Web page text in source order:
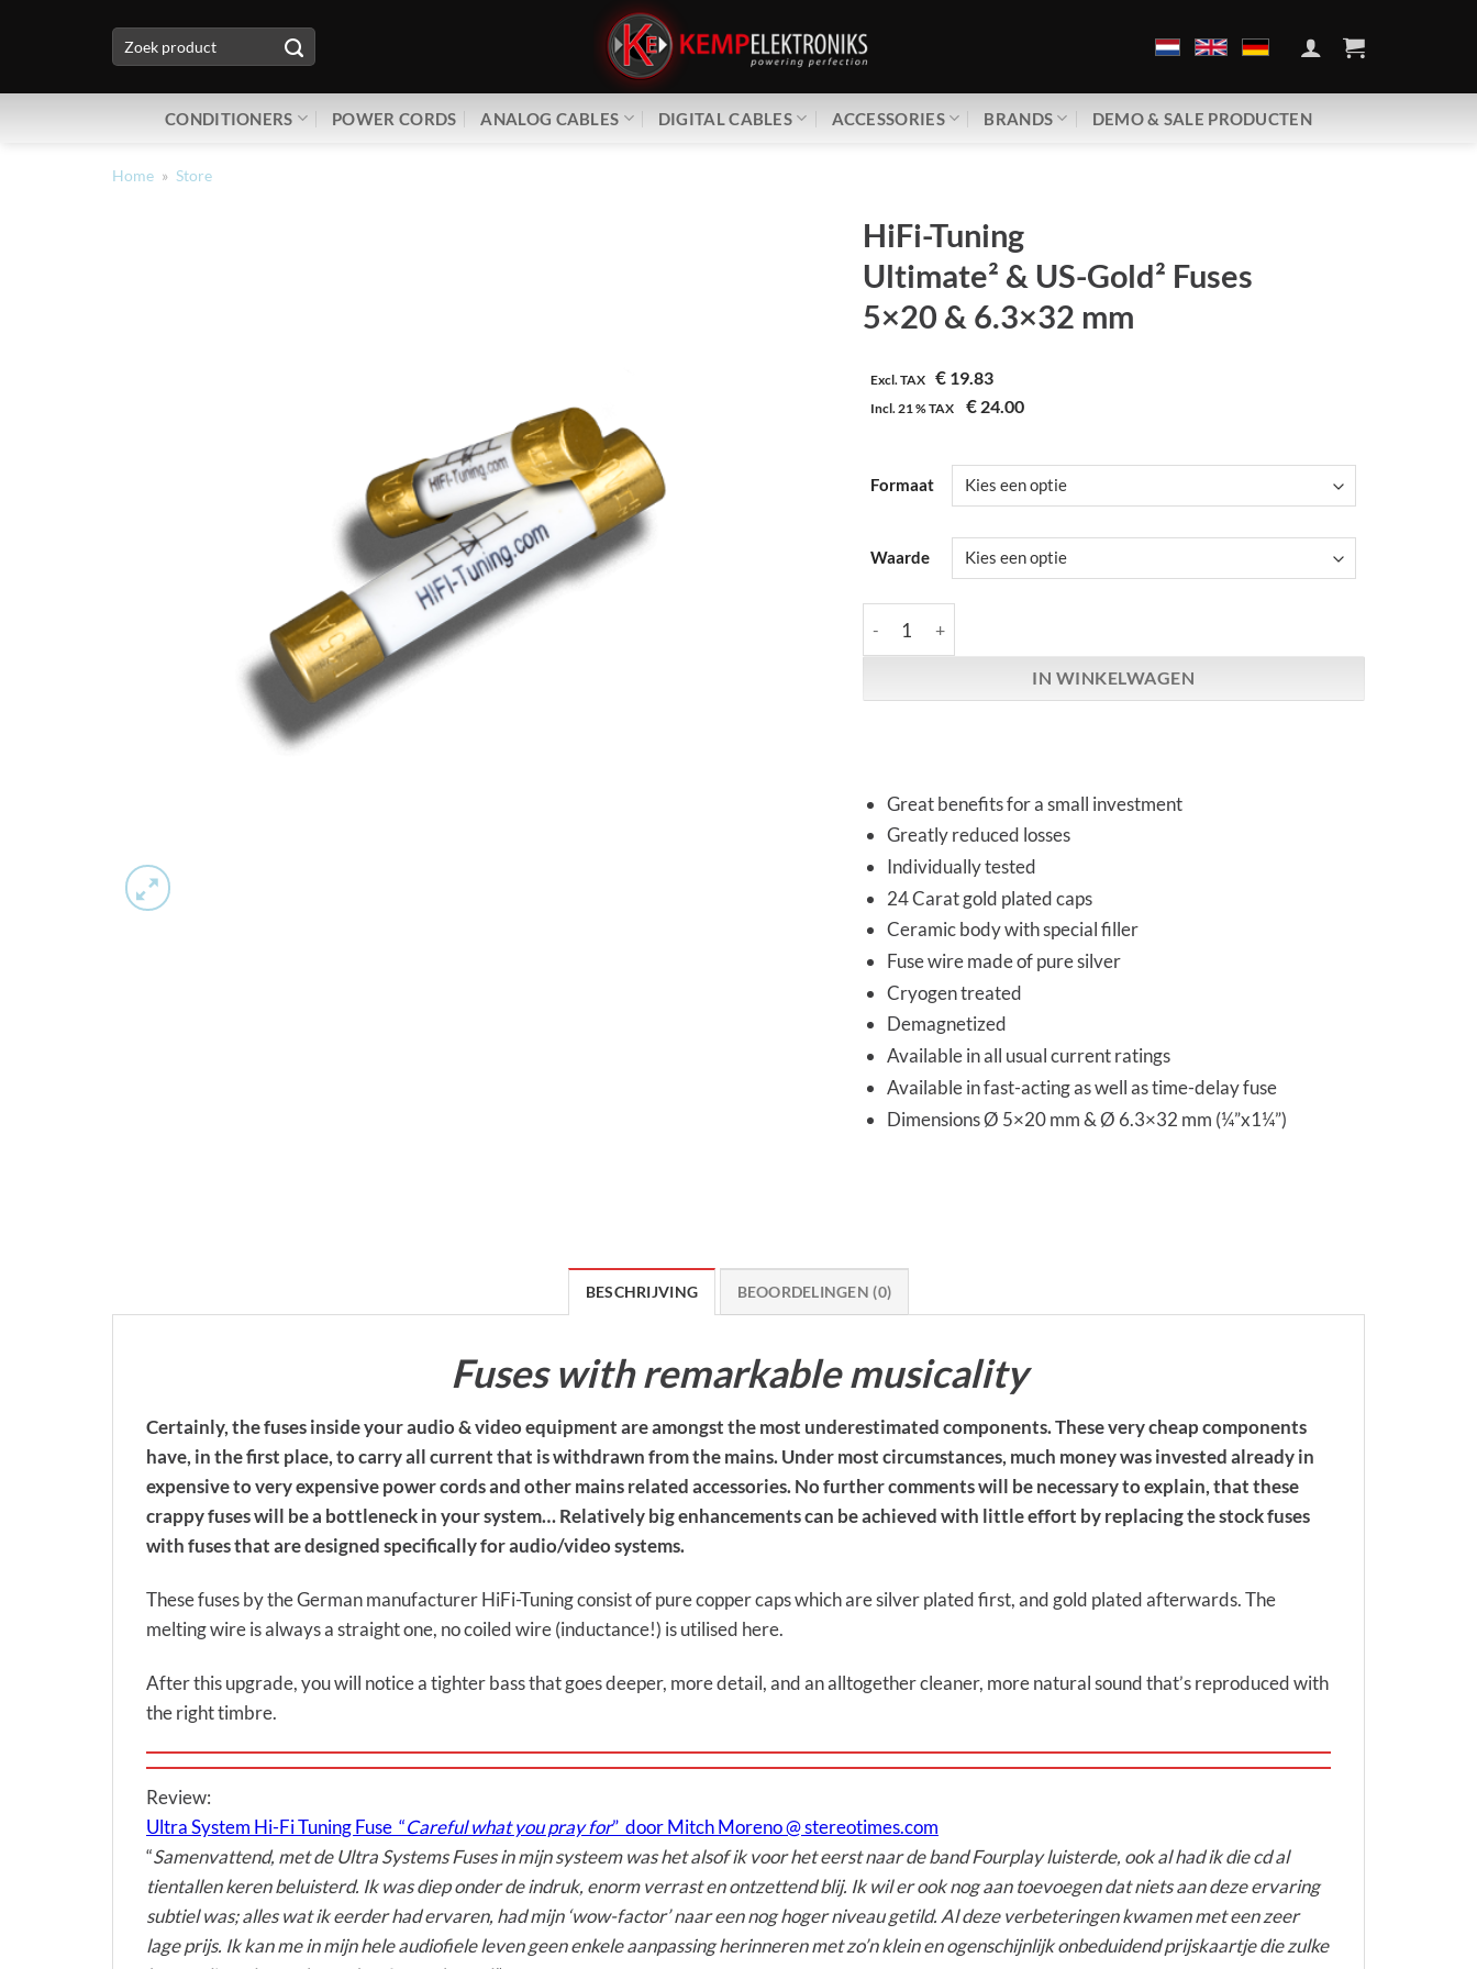
naar:
CONDITIONERS POWER CORDS ANALOG CABLES DIGITAL CABLES ACCESSORIES BRANDS DEMO & SALE PRODUCTEN
Home » Store
HiFi-Tuning
Ultimate² & US-Gold² Fuses
5×20 & 6.3×32 mm
Excl. TAX €19.83
Incl.21 %TAX €24.00
Formaat
Waarde
IN WINKELWAGEN
Great benefits for a small investment
Greatly reduced losses
Individually tested
24 Carat gold plated caps
Ceramic body with special filler
Fuse wire made of pure silver
Cryogen treated
Demagnetized
Available in all usual current ratings
Available in fast-acting as well as time-delay fuse
Dimensions Ø 5×20 mm & Ø 6.3×32 mm (¼”x1¼”)
BESCHRIJVING BEOORDELINGEN (0)
Fuses with remarkable musicality
Certainly, the fuses inside your audio & video equipment are amongst the most underestimated components. These very cheap components
have, in the first place, to carry all current that is withdrawn from the mains. Under most circumstances, much money was invested already in
expensive to very expensive power cords and other mains related accessories. No further comments will be necessary to explain, that these
crappy fuses will be a bottleneck in your system… Relatively big enhancements can be achieved with little effort by replacing the stock fuses
with fuses that are designed specifically for audio/video systems.
These fuses by the German manufacturer HiFi-Tuning consist of pure copper caps which are silver plated first, and gold plated afterwards. The
melting wire is always a straight one, no coiled wire (inductance!) is utilised here.
After this upgrade, you will notice a tighter bass that goes deeper, more detail, and an alltogether cleaner, more natural sound that’s reproduced with
the right timbre.
Review:
Ultra System Hi-Fi Tuning Fuse “Careful what you pray for” door Mitch Moreno @ stereotimes.com
“Samenvattend, met de Ultra Systems Fuses in mijn systeem was het alsof ik voor het eerst naar de band Fourplay luisterde, ook al had ik die cd al
tientallen keren beluisterd. Ik was diep onder de indruk, enorm verrast en ontzettend blij. Ik wil er ook nog aan toevoegen dat niets aan deze ervaring
subtiel was; alles wat ik eerder had ervaren, had mijn ‘wow-factor’ naar een nog hoger niveau getild. Al deze verbeteringen kwamen met een zeer
lage prijs. Ik kan me in mijn hele audiofiele leven geen enkele aanpassing herinneren met zo’n klein en ogenschijnlijk onbeduidend prijskaartje die zulke